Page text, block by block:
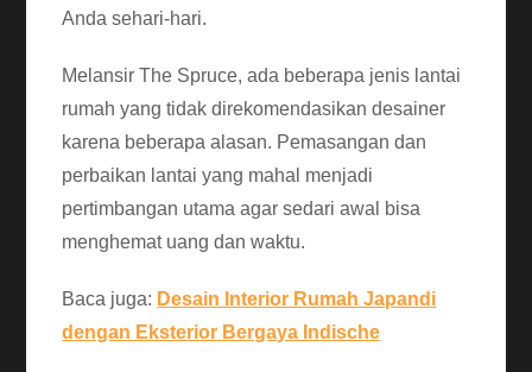
Anda sehari-hari.
Melansir The Spruce, ada beberapa jenis lantai
rumah yang tidak direkomendasikan desainer
karena beberapa alasan. Pemasangan dan
perbaikan lantai yang mahal menjadi
pertimbangan utama agar sedari awal bisa
menghemat uang dan waktu.
Baca juga: Desain Interior Rumah Japandi
dengan Eksterior Bergaya Indische